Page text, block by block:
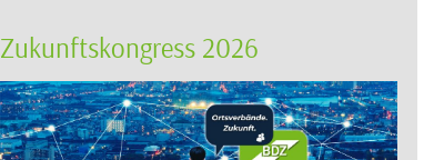
Zukunftskongress 2026